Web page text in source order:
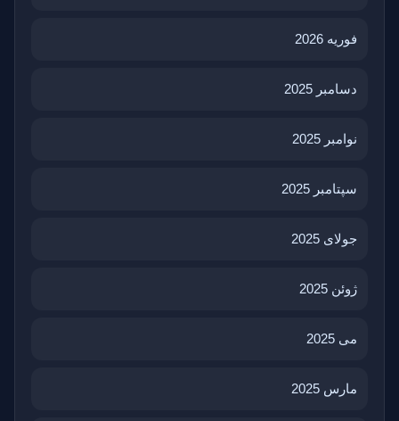
فوریه 2026
دسامبر 2025
نوامبر 2025
سپتامبر 2025
جولای 2025
ژوئن 2025
می 2025
مارس 2025